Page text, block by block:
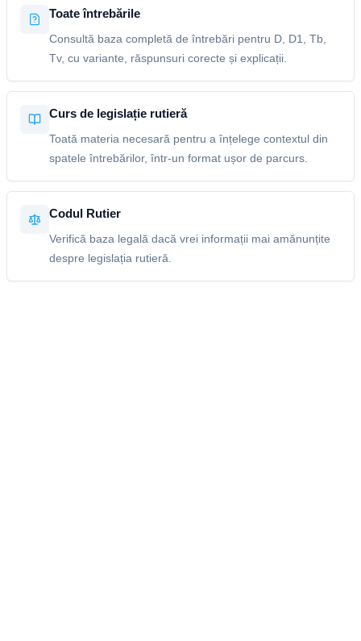
Toate întrebările
Consultă baza completă de întrebări pentru D, D1, Tb,
Tv, cu variante, răspunsuri corecte și explicații.
Curs de legislație rutieră
Toată materia necesară pentru a înțelege contextul din
spatele întrebărilor, într-un format ușor de parcurs.
Codul Rutier
Verifică baza legală dacă vrei informații mai amănunțite
despre legislația rutieră.